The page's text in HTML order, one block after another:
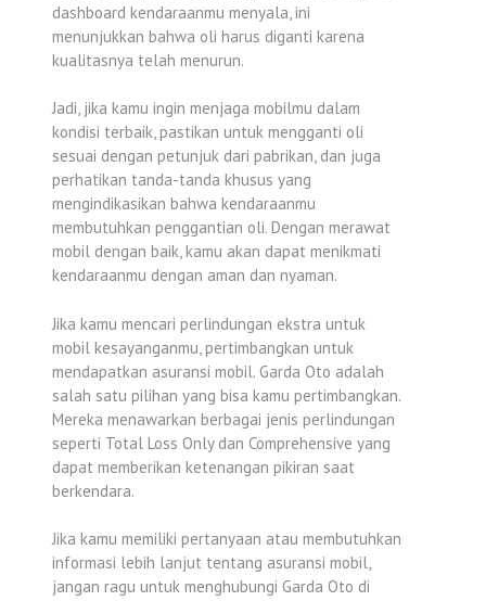
dashboard kendaraanmu menyala, ini
menunjukkan bahwa oli harus diganti karena
kualitasnya telah menurun.
Jadi, jika kamu ingin menjaga mobilmu dalam
kondisi terbaik, pastikan untuk mengganti oli
sesuai dengan petunjuk dari pabrikan, dan juga
perhatikan tanda-tanda khusus yang
mengindikasikan bahwa kendaraanmu
membutuhkan penggantian oli. Dengan merawat
mobil dengan baik, kamu akan dapat menikmati
kendaraanmu dengan aman dan nyaman.
Jika kamu mencari perlindungan ekstra untuk
mobil kesayanganmu, pertimbangkan untuk
mendapatkan asuransi mobil. Garda Oto adalah
salah satu pilihan yang bisa kamu pertimbangkan.
Mereka menawarkan berbagai jenis perlindungan
seperti Total Loss Only dan Comprehensive yang
dapat memberikan ketenangan pikiran saat
berkendara.
Jika kamu memiliki pertanyaan atau membutuhkan
informasi lebih lanjut tentang asuransi mobil,
jangan ragu untuk menghubungi Garda Oto di